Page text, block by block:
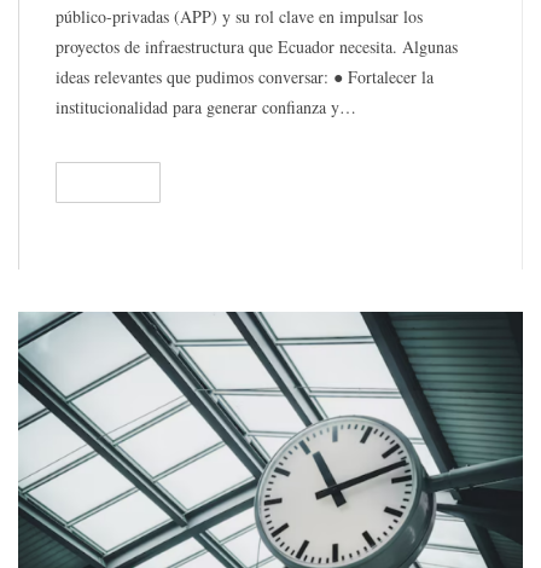
público-privadas (APP) y su rol clave en impulsar los
proyectos de infraestructura que Ecuador necesita. Algunas
ideas relevantes que pudimos conversar: ● Fortalecer la
institucionalidad para generar confianza y…